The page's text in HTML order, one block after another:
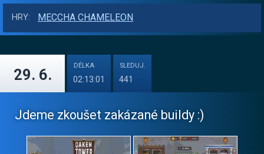
HRY: MECCHA CHAMELEON
29. 6.
DÉLKA
02:13:01
SLEDUJ.
441
Jdeme zkoušet zakázané buildy :)